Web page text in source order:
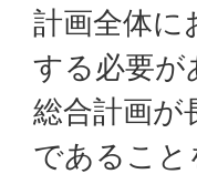
計画全体に
する必要が
総合計画が
であること